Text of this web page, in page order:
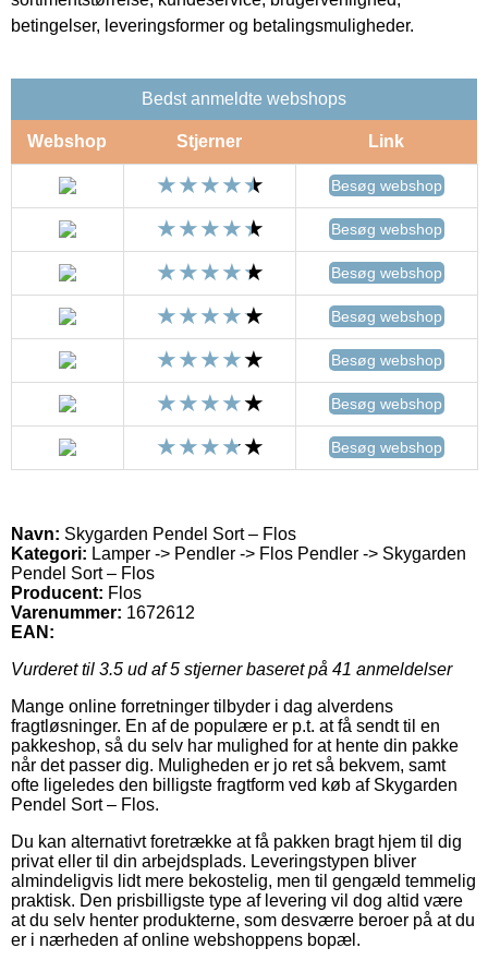
betingelser, leveringsformer og betalingsmuligheder.
Bedst anmeldte webshops
Webshop Stjerner Link
Besøg webshop
Besøg webshop
Besøg webshop
Besøg webshop
Besøg webshop
Besøg webshop
Besøg webshop
Navn: Skygarden Pendel Sort – Flos
Kategori: Lamper -> Pendler -> Flos Pendler -> Skygarden
Pendel Sort – Flos
Producent: Flos
Varenummer: 1672612
EAN:
Vurderet til 3.5 ud af 5 stjerner baseret på 41 anmeldelser
Mange online forretninger tilbyder i dag alverdens
fragtløsninger. En af de populære er p.t. at få sendt til en
pakkeshop, så du selv har mulighed for at hente din pakke
når det passer dig. Muligheden er jo ret så bekvem, samt
ofte ligeledes den billigste fragtform ved køb af Skygarden
Pendel Sort – Flos.
Du kan alternativt foretrække at få pakken bragt hjem til dig
privat eller til din arbejdsplads. Leveringstypen bliver
almindeligvis lidt mere bekostelig, men til gengæld temmelig
praktisk. Den prisbilligste type af levering vil dog altid være
at du selv henter produkterne, som desværre beroer på at du
er i nærheden af online webshoppens bopæl.